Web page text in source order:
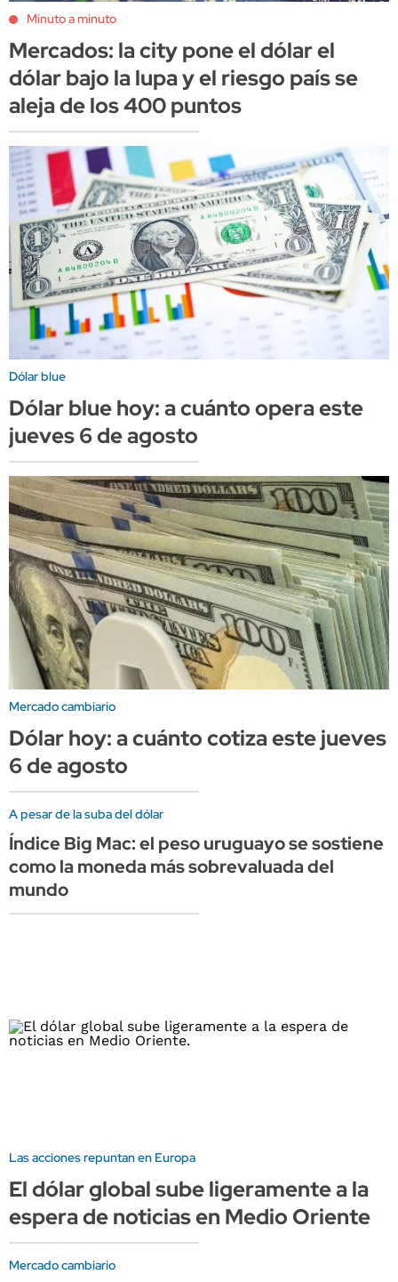
Minuto a minuto
Mercados: la city pone el dólar el
dólar bajo la lupa y el riesgo país se
aleja de los 400 puntos
Dólar blue
Dólar blue hoy: a cuánto opera este
jueves 6 de agosto
Mercado cambiario
Dólar hoy: a cuánto cotiza este jueves
6 de agosto
A pesar de la suba del dólar
Índice Big Mac: el peso uruguayo se sostiene
como la moneda más sobrevaluada del
mundo
Las acciones repuntan en Europa
El dólar global sube ligeramente a la
espera de noticias en Medio Oriente
Mercado cambiario